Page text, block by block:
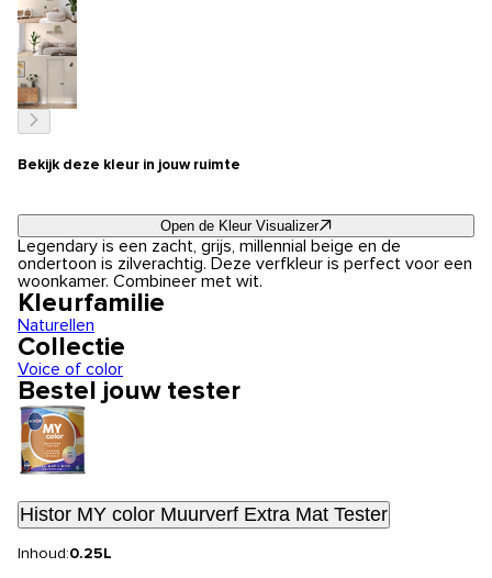
Bekijk deze kleur in jouw ruimte
Open de Kleur Visualizer
Legendary is een zacht, grijs, millennial beige en de
ondertoon is zilverachtig. Deze verfkleur is perfect voor een
woonkamer. Combineer met wit.
Kleurfamilie
Naturellen
Collectie
Voice of color
Bestel jouw tester
Histor MY color Muurverf Extra Mat Tester
Inhoud:0.25L